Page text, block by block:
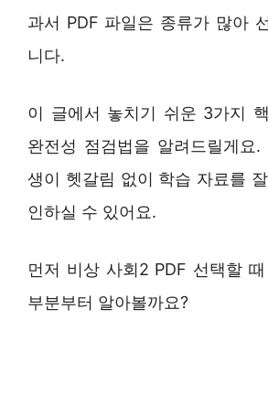
과서 PDF 파일은 종류가 많아
니다.
이 글에서 놓치기 쉬운 3가지
완전성 점검법을 알려드릴게요
생이 헷갈림 없이 학습 자료를
인하실 수 있어요.
먼저 비상 사회2 PDF 선택할
부분부터 알아볼까요?